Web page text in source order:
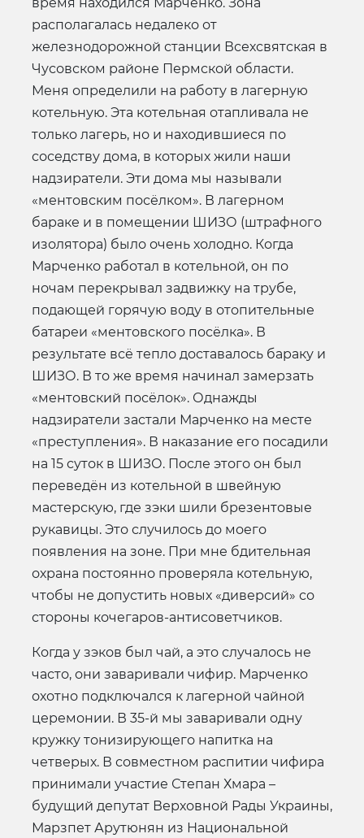
располагалась недалеко от
железнодорожной станции Всехсвятская в
Чусовском районе Пермской области.
Меня определили на работу в лагерную
котельную. Эта котельная отапливала не
только лагерь, но и находившиеся по
соседству дома, в которых жили наши
надзиратели. Эти дома мы называли
«ментовским посёлком». В лагерном
бараке и в помещении ШИЗО (штрафного
изолятора) было очень холодно. Когда
Марченко работал в котельной, он по
ночам перекрывал задвижку на трубе,
подающей горячую воду в отопительные
батареи «ментовского посёлка». В
результате всё тепло доставалось бараку и
ШИЗО. В то же время начинал замерзать
«ментовский посёлок». Однажды
надзиратели застали Марченко на месте
«преступления». В наказание его посадили
на 15 суток в ШИЗО. После этого он был
переведён из котельной в швейную
мастерскую, где зэки шили брезентовые
рукавицы. Это случилось до моего
появления на зоне. При мне бдительная
охрана постоянно проверяла котельную,
чтобы не допустить новых «диверсий» со
стороны кочегаров-антисоветчиков.
Когда у зэков был чай, а это случалось не
часто, они заваривали чифир. Марченко
охотно подключался к лагерной чайной
церемонии. В 35-й мы заваривали одну
кружку тонизирующего напитка на
четверых. В совместном распитии чифира
принимали участие Степан Хмара –
будущий депутат Верховной Рады Украины,
Марзпет Арутюнян из Национальной